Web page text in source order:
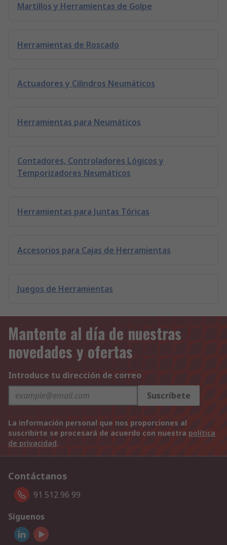
Martillos y Herramientas de Golpe
Herramientas de Roscado
Actuadores y Cilindros Neumáticos
Herramientas para Neumáticos
Contadores, Controladores Lógicos y
Temporizadores Neumáticos
Herramientas para Juntas Tóricas
Accesorios para Cajas de Herramientas
Juegos de Herramientas
Mantente al día de nuestras
novedades y ofertas
Introduce tu dirección de correo
Suscríbete
La información personal que nos proporciones al
suscribirte se procesará de acuerdo con nuestra política
de privacidad.
Contáctanos
91 512 96 99
Síguenos